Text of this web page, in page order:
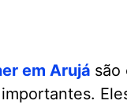
em Arujá são